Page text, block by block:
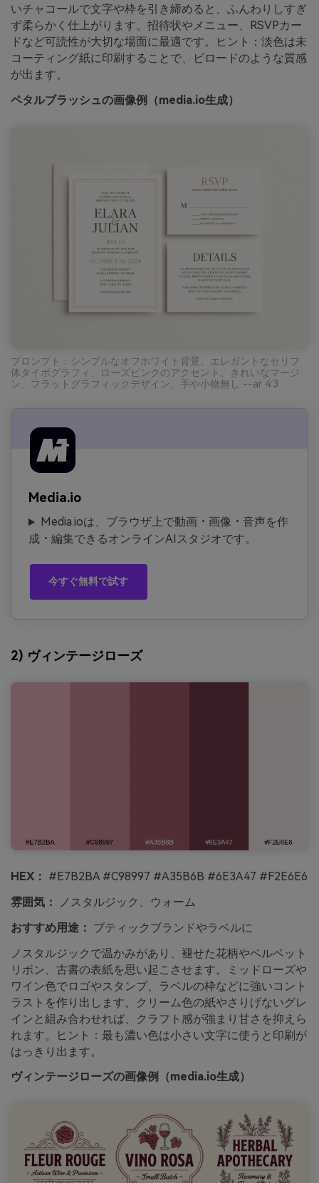
いチャコールで文字や枠を引き締めると、ふんわりしすぎ
ず柔らかく仕上がります。招待状やメニュー、RSVPカー
ドなど可読性が大切な場面に最適です。ヒント：淡色は未
コーティング紙に印刷することで、ビロードのような質感
が出ます。
ペタルブラッシュの画像例（media.io生成）
プロンプト：シンプルなオフホワイト背景、エレガントなセリフ
体タイポグラフィ、ローズピンクのアクセント、きれいなマージ
ン、フラットグラフィックデザイン、手や小物無し --ar 4:3
Media.io
Media.ioは、ブラウザ上で動画・画像・音声を作
成・編集できるオンラインAIスタジオです。
今すぐ無料で試す
2) ヴィンテージローズ
HEX： #E7B2BA #C98997 #A35B6B #6E3A47 #F2E6E6
雰囲気：
ノスタルジック、ウォーム
おすすめ用途： ブティックブランドやラベルに
ノスタルジックで温かみがあり、褪せた花柄やベルベット
リボン、古書の表紙を思い起こさせます。ミッドローズや
ワイン色でロゴやスタンプ、ラベルの枠などに強いコント
ラストを作り出します。クリーム色の紙やさりげないグレ
インと組み合わせれば、クラフト感が強まり甘さを抑えら
れます。ヒント：最も濃い色は小さい文字に使うと印刷が
はっきり出ます。
ヴィンテージローズの画像例（media.io生成）